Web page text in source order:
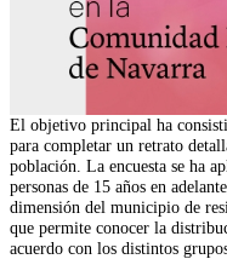
El objetivo principal ha
para completar un retrato
población. La encuesta se ha
personas de 15 años en
dimensión del municipio de
que permite conocer la
acuerdo con los distintos